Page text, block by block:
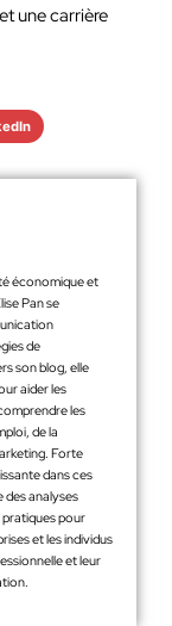
une carrière
économique et
Pan se
de
son blog, elle
aider les
les
de la
Forte
dans ces
des analyses
pour
et les individus
et leur